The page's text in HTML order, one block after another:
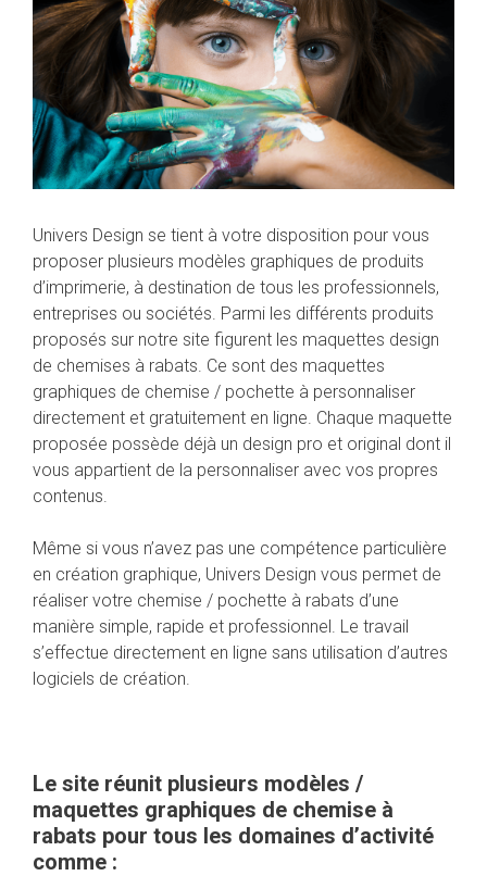
Univers Design se tient à votre disposition pour vous
proposer plusieurs modèles graphiques de produits
d’imprimerie, à destination de tous les professionnels,
entreprises ou sociétés. Parmi les différents produits
proposés sur notre site figurent les maquettes design
de chemises à rabats. Ce sont des maquettes
graphiques de chemise / pochette à personnaliser
directement et gratuitement en ligne. Chaque maquette
proposée possède déjà un design pro et original dont il
vous appartient de la personnaliser avec vos propres
contenus.
Même si vous n’avez pas une compétence particulière
en création graphique, Univers Design vous permet de
réaliser votre chemise / pochette à rabats d’une
manière simple, rapide et professionnel. Le travail
s’effectue directement en ligne sans utilisation d’autres
logiciels de création.
Le site réunit plusieurs modèles /
maquettes graphiques de chemise à
rabats pour tous les domaines d’activité
comme :